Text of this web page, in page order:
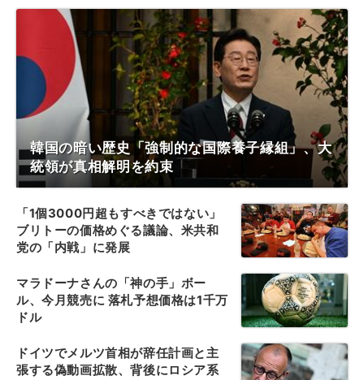
韓国の暗い歴史「強制的な国際養子縁組」、大
統領が真相解明を約束
「1個3000円超もすべきではない」
ブリトーの価格めぐる議論、米共和
党の「内戦」に発展
マラドーナさんの「神の手」ボー
ル、今月競売に 落札予想価格は1千万
ドル
ドイツでメルツ首相が辞任計画と主
張する偽動画拡散、背後にロシア系